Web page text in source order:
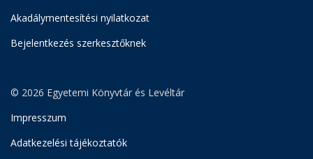
Akadálymentesítési nyilatkozat
Bejelentkezés szerkesztőknek
© 2026 Egyetemi Könyvtár és Levéltár
Impresszum
Adatkezelési tájékoztatók